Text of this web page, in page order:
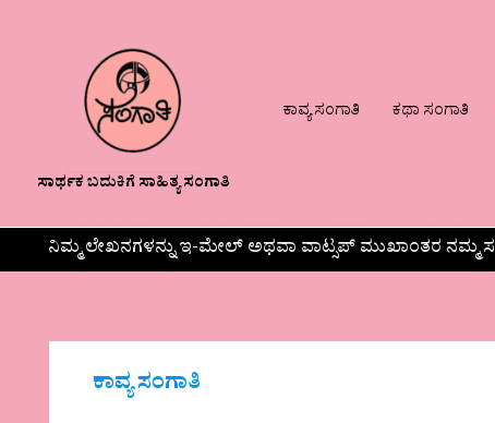
ಸಾರ್ಥಕ ಬದುಕಿಗೆ ಸಾಹಿತ್ಯ ಸಂಗಾತಿ
ಕಾವ್ಯ ಸಂಗಾತಿ ಕಥಾ ಸಂಗಾತಿ
ನಿಮ್ಮ ಲೇಖನಗಳನ್ನು ಇ-ಮೇಲ್ ಅಥವಾ ವಾಟ್ಸಪ್ ಮುಖಾಂತರ ನಮ್ಮ
ಕಾವ್ಯ ಸಂಗಾತಿ